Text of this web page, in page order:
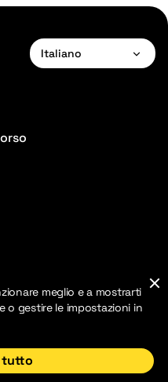
Italiano
riservati
meglio e a mostrarti
o gestire le impostazioni in
tutto